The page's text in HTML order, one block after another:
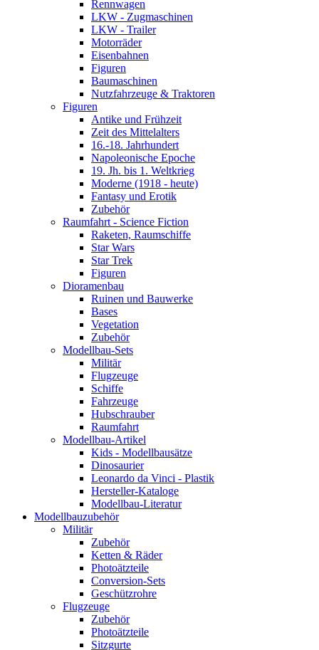
Rennwagen
LKW - Zugmaschinen
LKW - Trailer
Motorräder
Eisenbahnen
Figuren
Baumaschinen
Nutzfahrzeuge & Traktoren
Figuren
Antike und Frühzeit
Zeit des Mittelalters
16.-18. Jahrhundert
Napoleonische Epoche
19. Jh. bis 1. Weltkrieg
Moderne (1918 - heute)
Fantasy und Erotik
Zubehör
Raumfahrt - Science Fiction
Raketen, Raumschiffe
Star Wars
Star Trek
Figuren
Dioramenbau
Ruinen und Bauwerke
Bases
Vegetation
Zubehör
Modellbau-Sets
Militär
Flugzeuge
Schiffe
Fahrzeuge
Hubschrauber
Raumfahrt
Modellbau-Artikel
Kids - Modellbausätze
Dinosaurier
Leonardo da Vinci - Plastik
Hersteller-Kataloge
Modellbau-Literatur
Modellbauzubehör
Militär
Zubehör
Ketten & Räder
Photoätzteile
Conversion-Sets
Geschützrohre
Flugzeuge
Zubehör
Photoätzteile
Sitzgurte